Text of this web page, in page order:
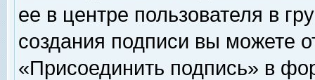
ее в центре пользователя в
создания подписи вы можете
«Присоединить подпись» в